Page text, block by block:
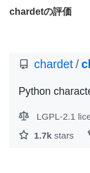
chardetの評価